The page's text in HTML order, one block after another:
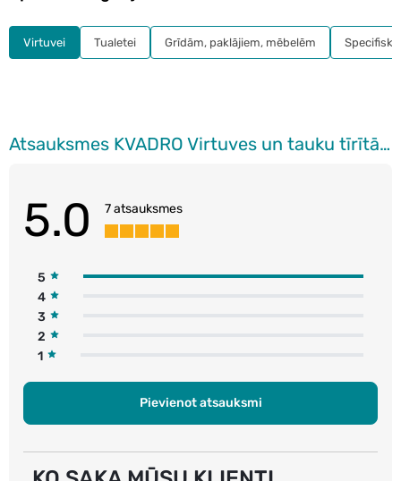
Atsauksmes KVADRO Virtuves un tauku tīrītājs, 730ml
5.0 7 atsauksmes
5
4
3
2
1
Pievienot atsauksmi
Virtuvei Tualetei Grīdām, paklājiem, mēbelēm